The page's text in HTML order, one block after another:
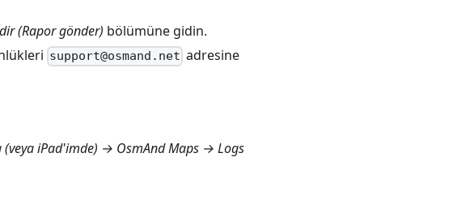
(Rapor gönder) bölümüne gidin.
support@osmand.net adresine
iPad'imde) → OsmAnd Maps → Logs